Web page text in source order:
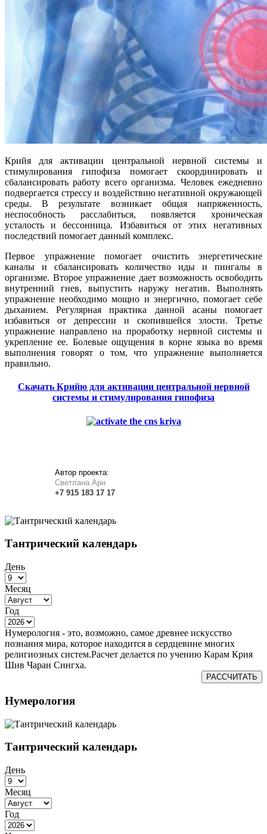
Крийя для активации центральной нервной системы и
стимулирования гипофиза помогает скоординировать и
сбалансировать работу всего организма. Человек ежедневно
подвергается стрессу и воздействию негативной окружающей
среды. В результате возникает общая напряженность,
неспособность расслабиться, появляется хроническая
усталость и бессонница. Избавиться от этих негативных
последствий помогает данный комплекс.
Первое упражнение помогает очистить энергетические
каналы и сбалансировать количество иды и пингалы в
организме. Второе упражнение дает возможность освободить
внутренний гнев, выпустить наружу негатив. Выполнять
упражнение необходимо мощно и энергично, помогает себе
дыханием. Регулярная практика данной асаны помогает
избавиться от депрессии и скопившейся злости. Третье
упражнение направлено на проработку нервной системы и
укрепление ее. Болевые ощущения в корне языка во время
выполнения говорят о том, что упражнение выполняется
правильно.
Скачать Крийю для активации центральной нервной
системы и стимулирования гипофиза
Автор проекта:
Светлана Арн
+7 915 183 17 17
Тантрический календарь
День
Месяц
Год
Нумерология - это, возможно, самое древнее искусство
познания мира, которое находится в сердцевине многих
религиозных систем.Расчет делается по учению Карам Крия
Шив Чаран Сингха.
РАССЧИТАТЬ
Нумерология
Тантрический календарь
День
Месяц
Год